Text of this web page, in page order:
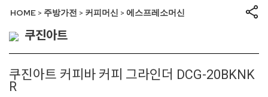
HOME > 주방가전 > 커피머신 > 에스프레소머신
쿠진아트
쿠진아트 커피바 커피 그라인더 DCG-20BKNK
R